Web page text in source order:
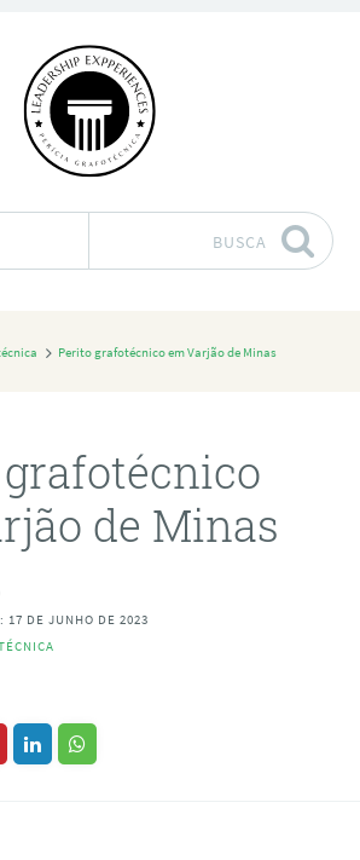
BUSCA
Perito grafotécnico em Varjão de Minas
de Minas
17 DE JUNHO DE 2023